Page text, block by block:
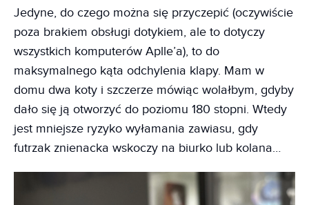
Jedyne, do czego można się przyczepić (oczywiście
poza brakiem obsługi dotykiem, ale to dotyczy
wszystkich komputerów Aplle’a), to do
maksymalnego kąta odchylenia klapy. Mam w
domu dwa koty i szczerze mówiąc wolałbym, gdyby
dało się ją otworzyć do poziomu 180 stopni. Wtedy
jest mniejsze ryzyko wyłamania zawiasu, gdy
futrzak znienacka wskoczy na biurko lub kolana…